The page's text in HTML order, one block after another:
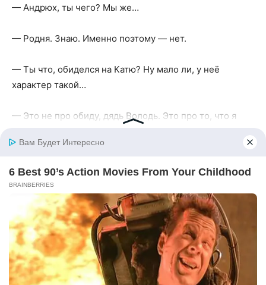
— Андрюх, ты чего? Мы же…
— Родня. Знаю. Именно поэтому — нет.
— Ты что, обиделся на Катю? Ну мало ли, у неё
характер такой…
— Это не про обиду, дядь Володь. Это про то, что я
для всей родни.
— Да ты что? Мы же тебе всегда…
— Что? Что вы мне всегда? Спасибо говорили? Тосты
произносили? А потом требовали ещё и ещё?
— Андрей, ну ты же понимаешь…